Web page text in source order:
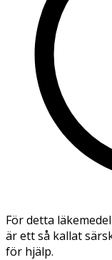
För detta
är ett så kallat
för hjälp.